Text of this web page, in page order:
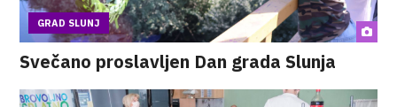
GRAD SLUNJ
Svečano proslavljen Dan grada Slunja